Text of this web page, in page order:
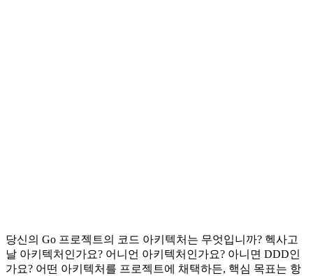
당신의 Go 프로젝트의 코드 아키텍처는 무엇입니까? 헥사고
날 아키텍처인가요? 어니언 아키텍처인가요? 아니면 DDD인
가요? 어떤 아키텍처를 프로젝트에 채택하든, 핵심 목표는 항